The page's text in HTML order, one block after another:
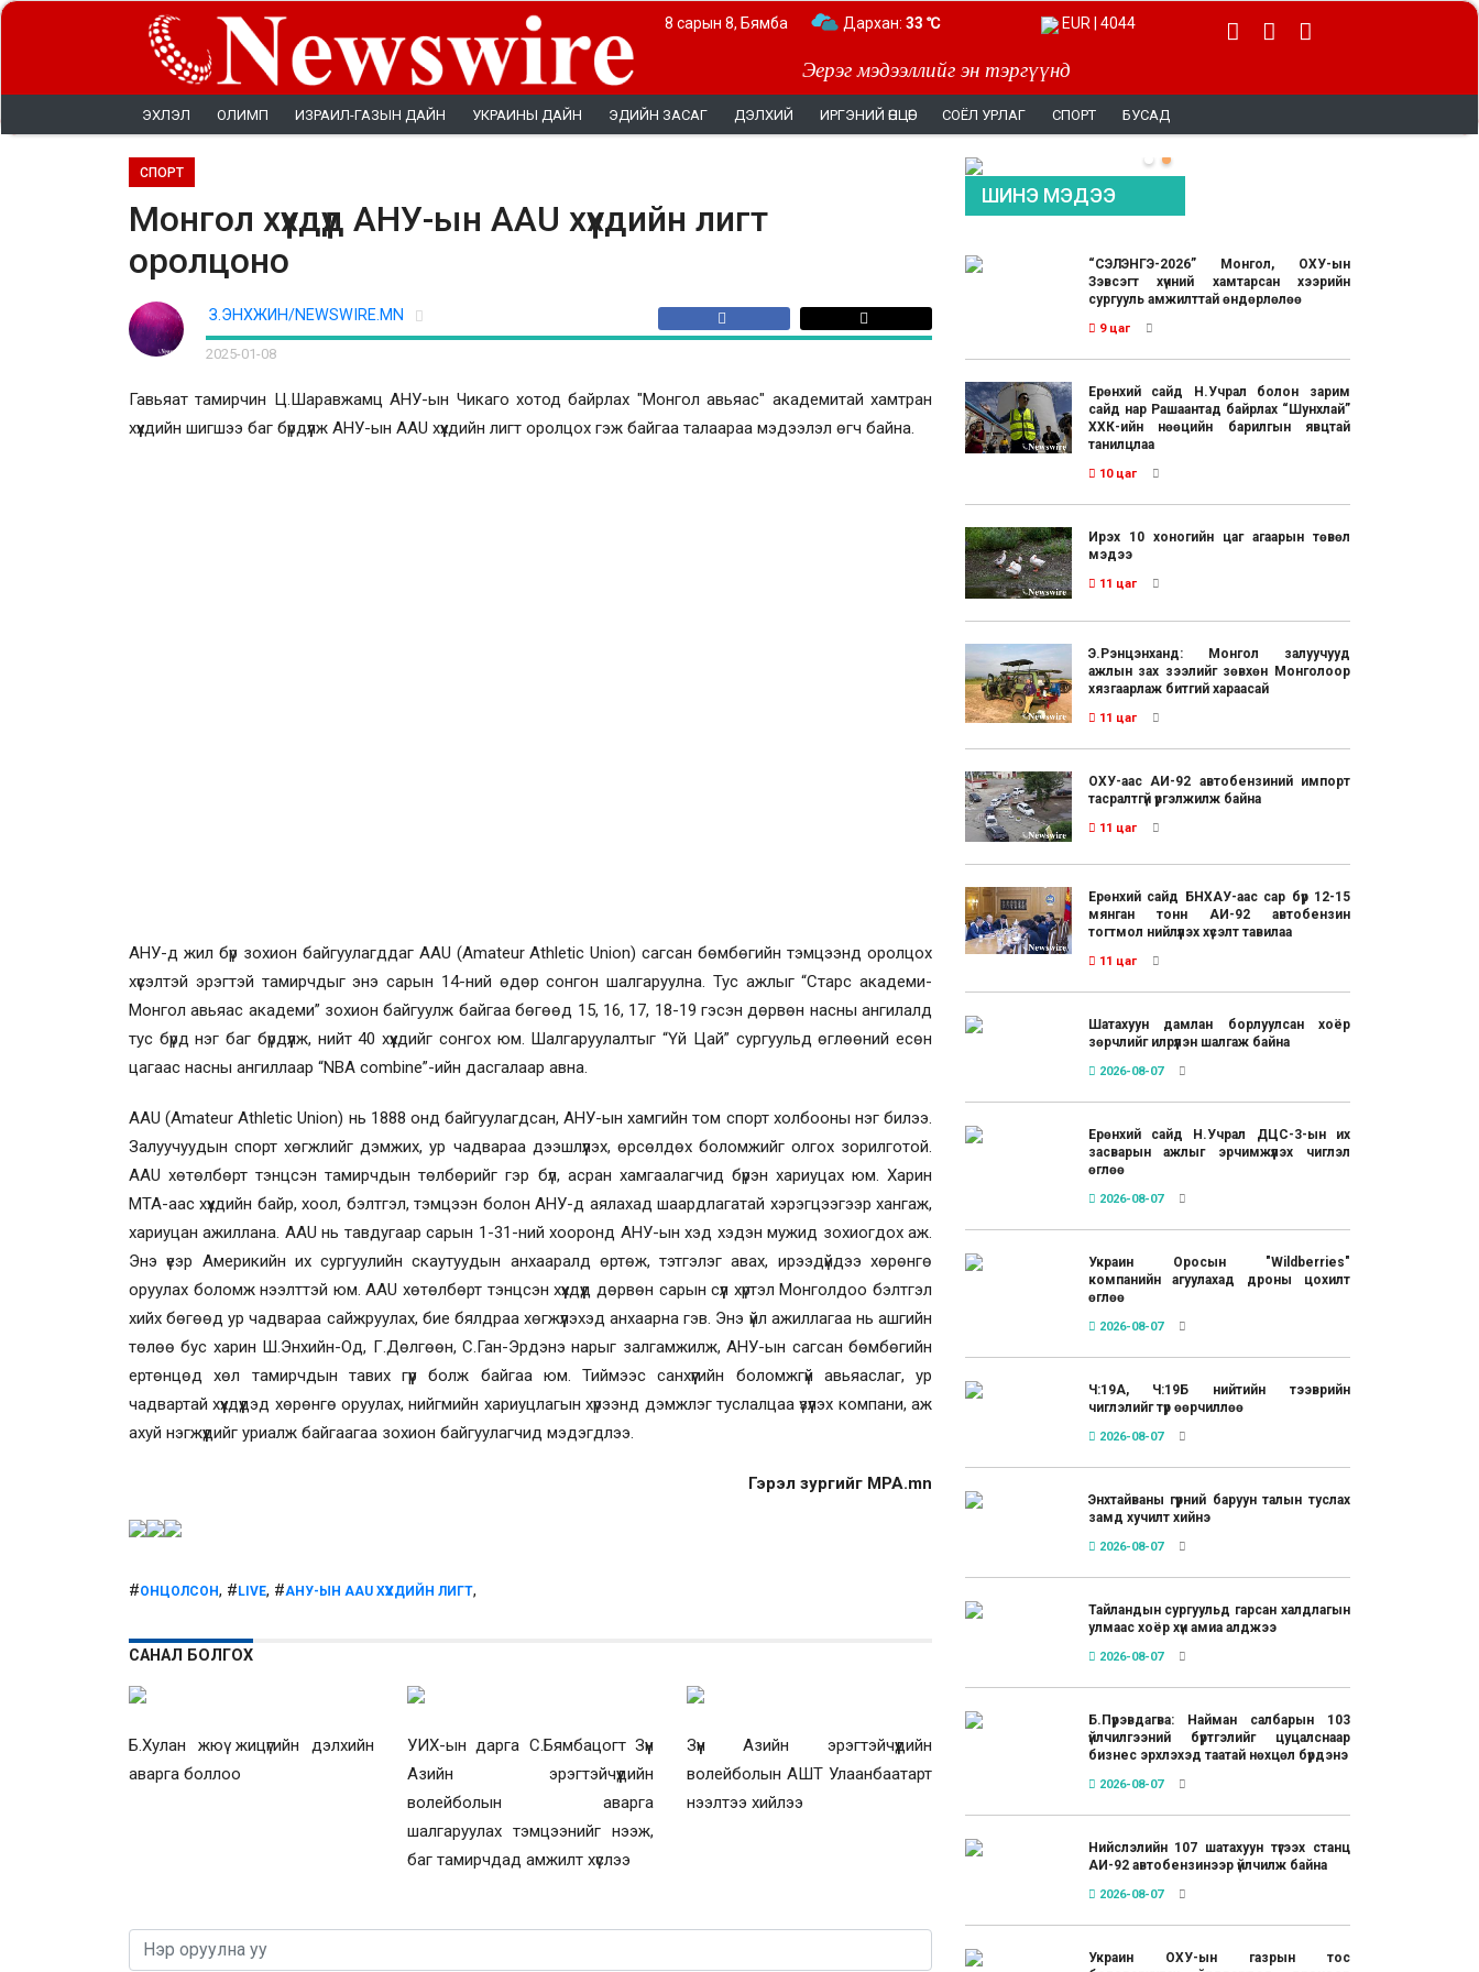
Эерэг мэдээллийг эн тэргүүнд
8 сарын 8, Бямба Дархан: 33 ℃ EUR | 4044
ЭХЛЭЛ ОЛИМП ИЗРАИЛ-ГАЗЫН ДАЙН УКРАИНЫ ДАЙН ЭДИЙН ЗАСАГ ДЭЛХИЙ ИРГЭНИЙ ӨНЦӨГ СОЁЛ УРЛАГ СПОРТ БУСАД
СПОРТ
Монгол хүүхдүүд АНУ-ын AAU хүүхдийн лигт
оролцоно
З.ЭНХЖИН/NEWSWIRE.MN
2025-01-08
Гавьяат тамирчин Ц.Шаравжамц АНУ-ын Чикаго хотод байрлах "Монгол авьяас" академитай хамтран
хүүхдийн шигшээ баг бүрдүүлж АНУ-ын AAU хүүхдийн лигт оролцох гэж байгаа талаараа мэдээлэл өгч байна.
АНУ-д жил бүр зохион байгуулагддаг ААU (Amateur Athletic Union) сагсан бөмбөгийн тэмцээнд оролцох
хүсэлтэй эрэгтэй тамирчдыг энэ сарын 14-ний өдөр сонгон шалгаруулна. Тус ажлыг “Старс академи-
Монгол авьяас академи” зохион байгуулж байгаа бөгөөд 15, 16, 17, 18-19 гэсэн дөрвөн насны ангилалд
тус бүрд нэг баг бүрдүүлж, нийт 40 хүүхдийг сонгох юм. Шалгаруулалтыг “Үй Цай” сургуульд өглөөний есөн
цагаас насны ангиллаар “NBA combine”-ийн дасгалаар авна.
AAU (Amateur Athletic Union) нь 1888 онд байгуулагдсан, АНУ-ын хамгийн том спорт холбооны нэг билээ.
Залуучуудын спорт хөгжлийг дэмжих, ур чадвараа дээшлүүлэх, өрсөлдөх боломжийг олгох зорилготой.
AAU хөтөлбөрт тэнцсэн тамирчдын төлбөрийг гэр бүл, асран хамгаалагчид бүрэн хариуцах юм. Харин
МТА-аас хүүхдийн байр, хоол, бэлтгэл, тэмцээн болон АНУ-д аялахад шаардлагатай хэрэгцээгээр хангаж,
хариуцан ажиллана. AAU нь тавдугаар сарын 1-31-ний хооронд АНУ-ын хэд хэдэн мужид зохиогдох аж.
Энэ үеэр Америкийн их сургуулийн скаутуудын анхааралд өртөж, тэтгэлэг авах, ирээдүйдээ хөрөнгө
оруулах боломж нээлттэй юм. AAU хөтөлбөрт тэнцсэн хүүхдүүд дөрвөн сарын сүүл хүртэл Монголдоо бэлтгэл
хийх бөгөөд ур чадвараа сайжруулах, бие бялдраа хөгжүүлэхэд анхаарна гэв. Энэ үйл ажиллагаа нь ашгийн
төлөө бус харин Ш.Энхийн-Од, Г.Дөлгөөн, С.Ган-Эрдэнэ нарыг залгамжилж, АНУ-ын сагсан бөмбөгийн
ертөнцөд хөл тамирчдын тавих гүүр болж байгаа юм. Тиймээс санхүүгийн боломжгүй авьяаслаг, ур
чадвартай хүүхдүүдэд хөрөнгө оруулах, нийгмийн хариуцлагын хүрээнд дэмжлэг туслалцаа үзүүлэх компани, аж
ахуй нэгжүүдийг уриалж байгаагаа зохион байгуулагчид мэдэгдлээ.
Гэрэл зургийг MPA.mn
#ОНЦОЛСОН, #LIVE, #АНУ-ЫН AAU ХҮҮХДИЙН ЛИГТ,
САНАЛ БОЛГОХ
Б.Хулан жюү жицүгийн дэлхийн
аварга боллоо
УИХ-ын дарга С.Бямбацогт Зүүн
Азийн эрэгтэйчүүдийн
волейболын аварга
шалгаруулах тэмцээнийг нээж,
баг тамирчдад амжилт хүслээ
Зүүн Азийн эрэгтэйчүүдийн
волейболын АШТ Улаанбаатарт
нээлтээ хийлээ
ШИНЭ МЭДЭЭ
“СЭЛЭНГЭ-2026” Монгол, ОХУ-ын
Зэвсэгт хүчний хамтарсан хээрийн
сургууль амжилттай өндөрлөлөө
9 цаг
Ерөнхий сайд Н.Учрал болон зарим
сайд нар Рашаантад байрлах “Шунхлай”
ХХК-ийн нөөцийн барилгын явцтай
танилцлаа
10 цаг
Ирэх 10 хоногийн цаг агаарын төвөл
мэдээ
11 цаг
Э.Рэнцэнханд: Монгол залуучууд
ажлын зах зээлийг зөвхөн Монголоор
хязгаарлаж битгий хараасай
11 цаг
ОХУ-аас АИ-92 автобензиний импорт
тасралтгүй үргэлжилж байна
11 цаг
Ерөнхий сайд БНХАУ-аас сар бүр 12-15
мянган тонн АИ-92 автобензин
тогтмол нийлүүлэх хүсэлт тавилаа
11 цаг
Шатахуун дамлан борлуулсан хоёр
зөрчлийг илрүүлэн шалгаж байна
2026-08-07
Ерөнхий сайд Н.Учрал ДЦС-3-ын их
засварын ажлыг эрчимжүүлэх чиглэл
өглөө
2026-08-07
Украин Оросын "Wildberries"
компанийн агуулахад дроны цохилт
өглөө
2026-08-07
Ч:19А, Ч:19Б нийтийн тээврийн
чиглэлийг түр өөрчиллөө
2026-08-07
Энхтайваны гүүрний баруун талын туслах
замд хучилт хийнэ
2026-08-07
Тайландын сургуульд гарсан халдлагын
улмаас хоёр хүн амиа алджээ
2026-08-07
Б.Пүрэвдагва: Найман салбарын 103
үйлчилгээний бүртгэлийг цуцалснаар
бизнес эрхлэхэд таатай нөхцөл бүрдэнэ
2026-08-07
Нийслэлийн 107 шатахуун түгээх станц
АИ-92 автобензинээр үйлчилж байна
2026-08-07
Украин ОХУ-ын газрын тос